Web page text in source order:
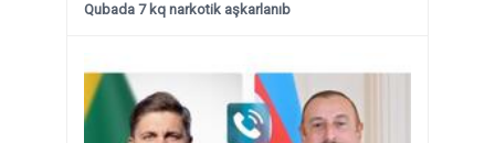
Qubada 7 kq narkotik aşkarlanıb